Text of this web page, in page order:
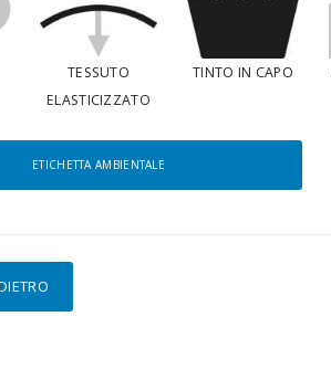
TESSUTO
ELASTICIZZATO
TINTO IN CAPO
ETICHETTA AMBIENTALE